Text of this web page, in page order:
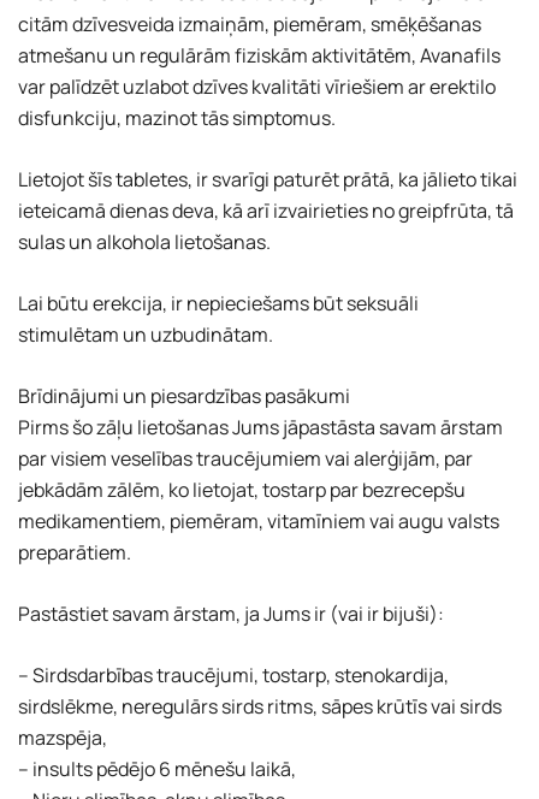
citām dzīvesveida izmaiņām, piemēram, smēķēšanas
atmešanu un regulārām fiziskām aktivitātēm, Avanafils
var palīdzēt uzlabot dzīves kvalitāti vīriešiem ar erektilo
disfunkciju, mazinot tās simptomus.
Lietojot šīs tabletes, ir svarīgi paturēt prātā, ka jālieto tikai
ieteicamā dienas deva, kā arī izvairieties no greipfrūta, tā
sulas un alkohola lietošanas.
Lai būtu erekcija, ir nepieciešams būt seksuāli
stimulētam un uzbudinātam.
Brīdinājumi un piesardzības pasākumi
Pirms šo zāļu lietošanas Jums jāpastāsta savam ārstam
par visiem veselības traucējumiem vai alerģijām, par
jebkādām zālēm, ko lietojat, tostarp par bezrecepšu
medikamentiem, piemēram, vitamīniem vai augu valsts
preparātiem.
Pastāstiet savam ārstam, ja Jums ir (vai ir bijuši):
– Sirdsdarbības traucējumi, tostarp, stenokardija,
sirdslēkme, neregulārs sirds ritms, sāpes krūtīs vai sirds
mazspēja,
– insults pēdējo 6 mēnešu laikā,